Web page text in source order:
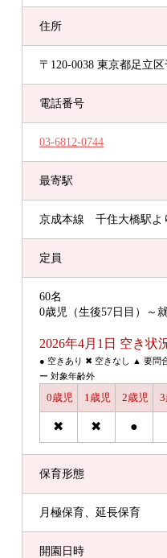
住所
〒120-0038 東京都足立
電話番号
03-6812-0744
最寄駅
京成本線 千住大橋駅よ
定員
60名
0歳児（生後57日目）～
2026年4月1日 空き状
● 空きあり ✖ 空きなし ▲ 要問
ー 対象年齢外
0歳児 1歳児 2歳児 3
✖ ✖ ●
保育形態
月極保育、延長保育
開園日時